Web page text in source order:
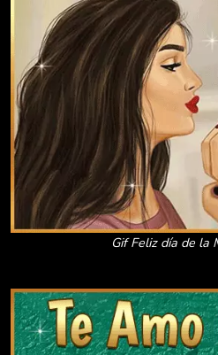
Gif Feliz día de la